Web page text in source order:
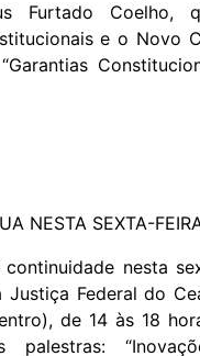
Furtado Coelho,
e o Novo
NESTA SEXTA-
nesta
Federal do
de 14 às 18
palestras: